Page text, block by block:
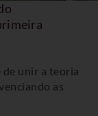
unir a teoria
as